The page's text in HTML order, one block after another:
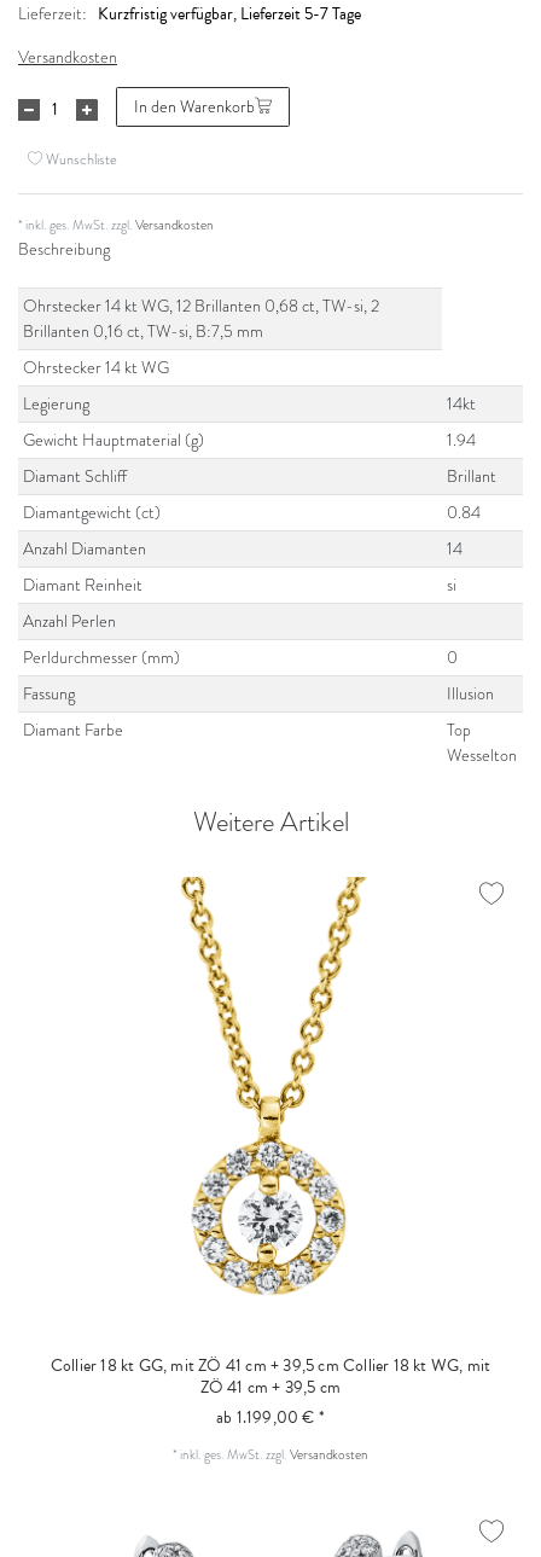
Lieferzeit: Kurzfristig verfügbar, Lieferzeit 5-7 Tage
Versandkosten
In den Warenkorb
Wunschliste
* inkl. ges. MwSt. zzgl.Versandkosten
Beschreibung
Ohrstecker 14 kt WG, 12 Brillanten 0,68 ct, TW-si, 2
Brillanten 0,16 ct, TW-si, B:7,5 mm
Ohrstecker 14 kt WG
Legierung
14kt
Gewicht Hauptmaterial (g)
1.94
Diamant Schliff
Brillant
Diamantgewicht (ct)
0.84
Anzahl Diamanten
14
Diamant Reinheit
si
Anzahl Perlen
Perldurchmesser (mm)
0
Fassung
Illusion
Diamant Farbe
Top
Wesselton
Weitere Artikel
Collier 18 kt GG, mit ZÖ 41 cm + 39,5 cmCollier 18 kt WG, mit
ZÖ 41 cm + 39,5 cm
ab 1.199,00 € *
* inkl. ges. MwSt.zzgl.Versandkosten